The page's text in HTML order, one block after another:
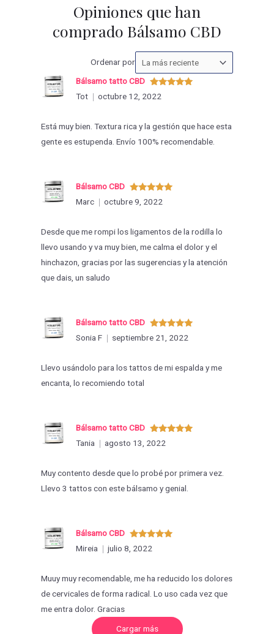
Opiniones que han
comprado Bálsamo CBD
Ordenar porOrdenar
las
Valorado
con
Bálsamo tatto CBD
Tot
octubre 12, 2022
Está muy bien. Textura rica y la gestión que hace esta
gente es estupenda. Envío 100% recomendable.
Valorado
con5de 5
Bálsamo CBD
Marc
octubre 9, 2022
Desde que me rompi los ligamentos de la rodilla lo
llevo usando y va muy bien, me calma el dolor y el
hinchazon, gracias por las sugerencias y la atención
que dais, un saludo
Valorado
con 5de 5
Bálsamo tatto CBD
Sonia F
septiembre 21, 2022
Llevo usándolo para los tattos de mi espalda y me
encanta, lo recomiendo total
Valorado
con
Bálsamo tatto CBD
Tania
agosto 13, 2022
Muy contento desde que lo probé por primera vez.
Llevo 3 tattos con este bálsamo y genial.
Valorado
con5de 5
Bálsamo CBD
Mireia
julio 8, 2022
Muuy muy recomendable, me ha reducido los dolores
de cervicales de forma radical. Lo uso cada vez que
me entra dolor. Gracias
Cargar másC